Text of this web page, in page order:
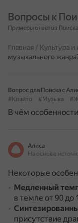
Вопросы к
Примеры ответов
Главная / Культура и
музыкального
Вопрос для Поиска с
#Квайто
#Музыка
В чём
Алиса
Некоторые
Медленный
в темпе от 90 до
присутствие